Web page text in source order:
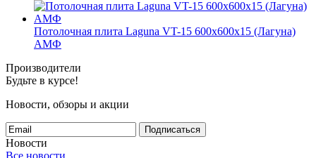
Потолочная плита Laguna VT-15 600x600x15 (Лагуна)
АМФ
Производители
Будьте в курсе!
Новости, обзоры и акции
Подписаться
Новости
Все новости